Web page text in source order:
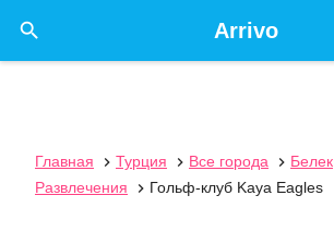
Arrivo

Главная  Турция  Все города  Белек
Развлечения
 Гольф-клуб Kaya Eagles